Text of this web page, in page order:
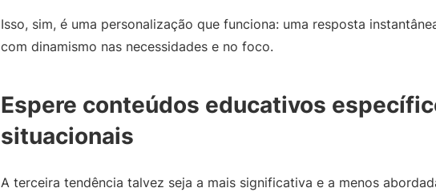
Isso, sim, é uma personalização que funciona: uma resposta
com dinamismo nas necessidades e no foco.
Espere conteúdos educativos
situacionais
A terceira tendência talvez seja a mais significativa e a menos